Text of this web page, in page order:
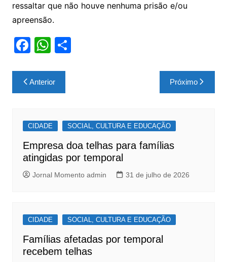
ressaltar que não houve nenhuma prisão e/ou
apreensão.
F
c
e
o
o
k
W
at
s
p
p
S
Navegação
de
Anterior Próximo
CIDADE SOCIAL, CULTURA E EDUCAÇÃO
Empresa doa telhas para famílias
atingidas por temporal
Jornal Momento admin 31 de julho de 2026
CIDADE SOCIAL, CULTURA E EDUCAÇÃO
Famílias afetadas por temporal
recebem telhas